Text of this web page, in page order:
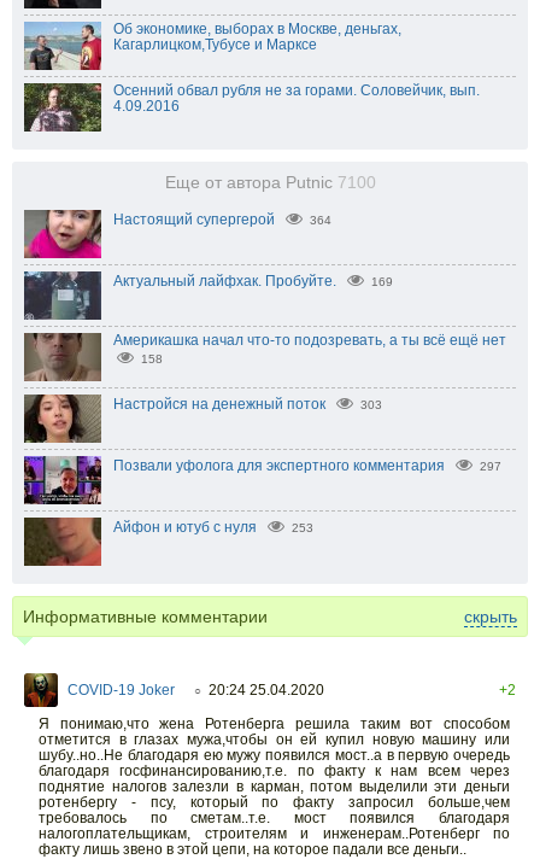
Об экономике, выборах в Москве, деньгах,
Кагарлицком,Тубусе и Марксе
Осенний обвал рубля не за горами. Соловейчик, вып.
4.09.2016
Еще от автора Putnic 7100
Настоящий супергерой 364
Актуальный лайфхак. Пробуйте. 169
Америкашка начал что-то подозревать, а ты всё ещё нет
158
Настройся на денежный поток 303
Позвали уфолога для экспертного комментария 297
Айфон и ютуб с нуля 253
Информативные комментарии скрыть
COVID-19 Joker ○ 20:24 25.04.2020
+2
Я понимаю,что жена Ротенберга решила таким вот способом
отметится в глазах мужа,чтобы он ей купил новую машину или
шубу..но..Не благодаря ею мужу появился мост..а в первую очередь
благодаря госфинансированию,т.е. по факту к нам всем через
поднятие налогов залезли в карман, потом выделили эти деньги
ротенбергу - псу, который по факту запросил больше,чем
требовалось по сметам..т.е. мост появился благодаря
налогоплательщикам, строителям и инженерам..Ротенберг по
факту лишь звено в этой цепи, на которое падали все деньги..